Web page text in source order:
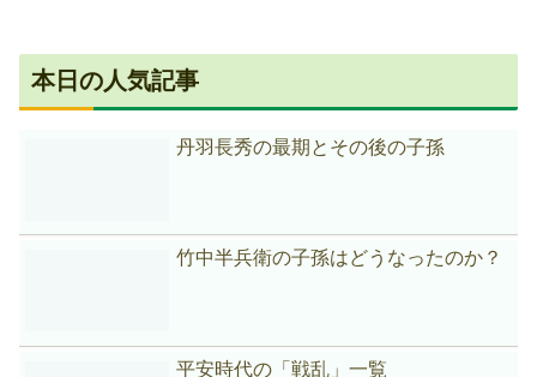
本日の人気記事
丹羽長秀の最期とその後の子孫
竹中半兵衛の子孫はどうなったのか？
平安時代の「戦乱」一覧